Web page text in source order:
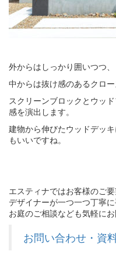
外からはしっかり囲いつつ、
中からは抜け感のあるクロー
スクリーンブロックとウッ
感を演出します。
建物から伸びたウッドデッ
もいいですね。
エスティナではお客様のご
デザイナーが一つ一つ丁寧
お庭のご相談なども気軽にお
お問い合わせ・資